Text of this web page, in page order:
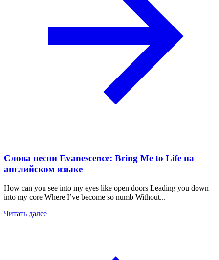
Слова песни Evanescence: Bring Me to Life на
английском языке
How can you see into my eyes like open doors Leading you down
into my core Where I’ve become so numb Without...
Читать далее